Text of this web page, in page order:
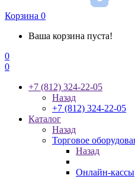
Корзина 0
Ваша корзина пуста!
0
0
+7 (812) 324-22-05
Назад
+7 (812) 324-22-05
Каталог
Назад
Торговое
Назад
Онлайн-кассы